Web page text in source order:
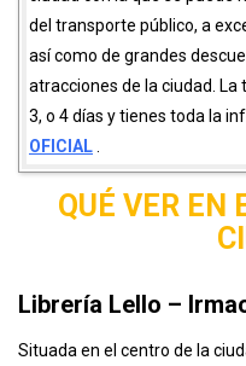
del transporte público, a
así como de grandes
atracciones de la ciudad. La
3, o 4 días y tienes toda la
OFICIAL.
QUÉ VER EN
Librería Lello –
Situada en el centro de la